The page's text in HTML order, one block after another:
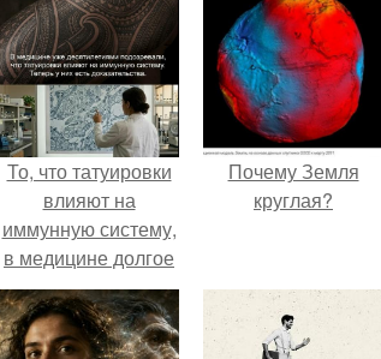
То, что татуировки
влияют на
иммунную систему,
в медицине долгое
время
рассматривалось
лишь как гипотеза.
Почему Земля
круглая?